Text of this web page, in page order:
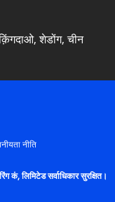
शेडोंग, चीन
नीति
कं, लिमिटेड सर्वाधिकार सुरक्षित।